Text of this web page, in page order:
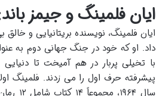
ایان فلمینگ و جیمز
ایان فلمینگ، نویسنده بریتانیایی و
داد. او که خود در جنگ جهانی دوم به
با تخیلی پربار در هم آمیخت تا
سال